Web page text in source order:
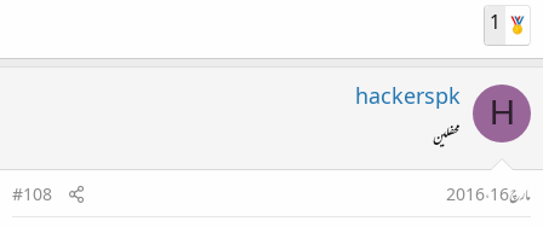
1
H
hackerspk
محفلین
مارچ 16، 2016
#108